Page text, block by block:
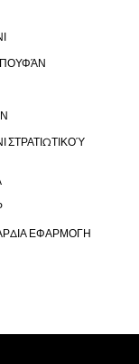
ΣΤΡΑΤΙΩΤΙΚΟΎ
ΕΦΑΡΜΟΓΗ